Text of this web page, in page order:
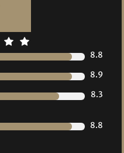
8.8
8.9
8.3
8.8